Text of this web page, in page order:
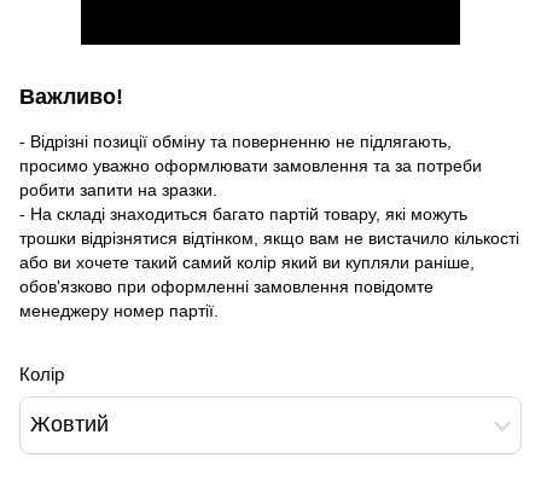
Важливо!
- Відрізні позиції обміну та поверненню не підлягають,
просимо уважно оформлювати замовлення та за потреби
робити запити на зразки.
- На складі знаходиться багато партій товару, які можуть
трошки відрізнятися відтінком, якщо вам не вистачило кількості
або ви хочете такий самий колір який ви купляли раніше,
обов'язково при оформленні замовлення повідомте
менеджеру номер партії.
Колір
Жовтий